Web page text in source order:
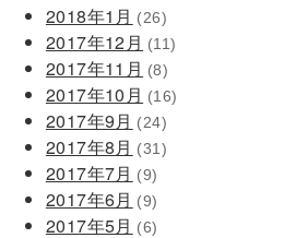
2018年1月 (26)
2017年12月 (11)
2017年11月 (8)
2017年10月 (16)
2017年9月 (24)
2017年8月 (31)
2017年7月 (9)
2017年6月 (9)
2017年5月 (6)